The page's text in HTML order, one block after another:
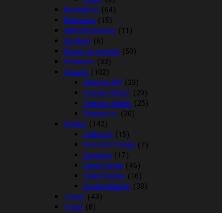
Ridehjelme (64)
Rideveste (15)
Sikkerhedsveste (11)
Smykker (6)
Sporer og remme (50)
Strømper (33)
Stævne (102)
Fletning MV (33)
Stævne Bluser (20)
Stævne Jakker (25)
Stævne nr. (20)
Støvler (142)
Jodhpurs (15)
Kunststof lange (7)
Leggings (17)
Læder lange (46)
Stald Støvler (16)
Støvle tilbehør (38)
Tasker (43)
Trøjer (8)